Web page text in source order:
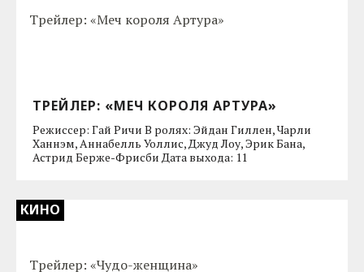
ТРЕЙЛЕР: «МЕЧ КОРОЛЯ АРТУРА»
Режиссер: Гай Ричи В ролях: Эйдан Гиллен, Чарли
Ханнэм, Аннабелль Уоллис, Джуд Лоу, Эрик Бана,
Астрид Берже-Фрисби Дата выхода: 11
КИНО